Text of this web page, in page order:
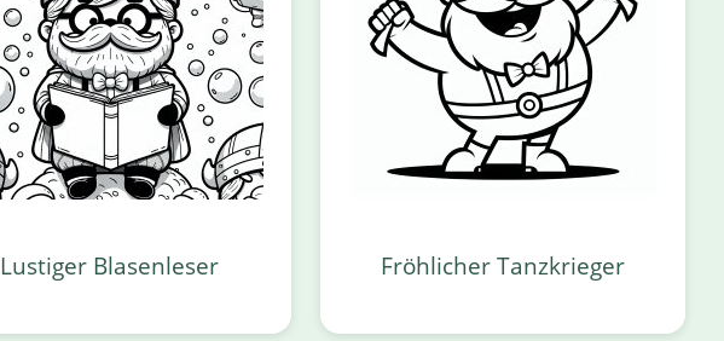
Lustiger Blasenleser Fröhlicher Tanzkrieger